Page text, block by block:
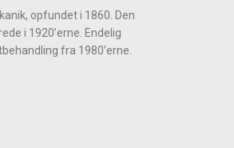
opfundet i 1860. Den
i 1920’erne. Endelig
fra 1980’erne.